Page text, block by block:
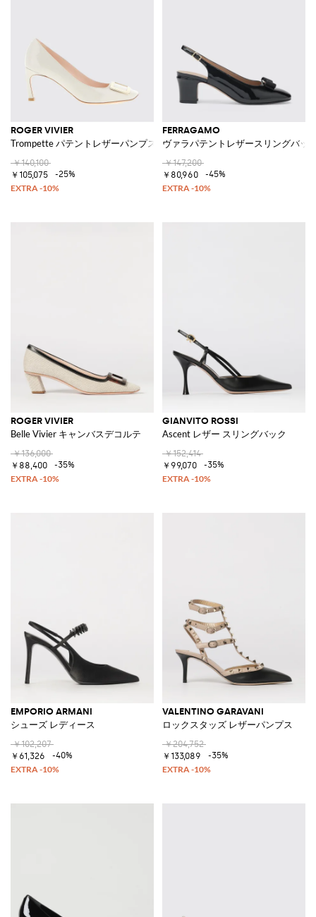
ROGER VIVIER
Trompette パテントレザーパンプス
￥140,100
￥105,075
-25%
FERRAGAMO
ヴァラパテントレザースリングバッ
￥147,200
￥80,960
-45%
ROGER VIVIER
Belle Vivier キャンバスデコルテ
￥136,000
￥88,400
-35%
GIANVITO ROSSI
Ascent レザー スリングバック
￥152,414
￥99,070
-35%
EMPORIO ARMANI
シューズ レディース
￥102,207
￥61,326
-40%
VALENTINO GARAVANI
ロックスタッズ レザーパンプス
￥204,752
￥133,089
-35%